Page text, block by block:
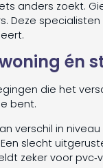
anders zoekt.
Deze
én
die het
bent.
verschil in
slecht
zeker voor